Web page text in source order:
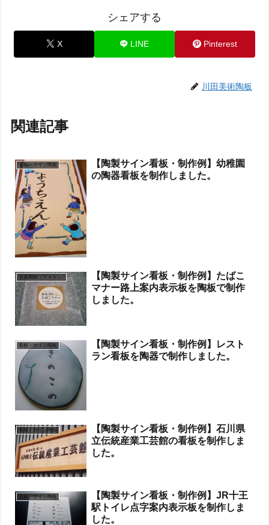
シェアする
X LINE Pinterest
川田美術陶板
関連記事
看板・サイン陶板
【陶製サイン看板・制作例】幼稚園
の陶器看板を制作しました。
写真陶板（フォトセラミックス）
【陶製サイン看板・制作例】たばこ
マナー路上案内表示板を陶板で制作
しました。
看板・サイン陶板
【陶製サイン看板・制作例】レスト
ラン看板を陶器で制作しました。
看板・サイン陶板
【陶製サイン看板・制作例】石川県
立伝統産業工芸館の看板を制作しま
した。
看板・サイン陶板
【陶製サイン看板・制作例】JR十王
駅トイレ点字案内表示板を制作しま
した。